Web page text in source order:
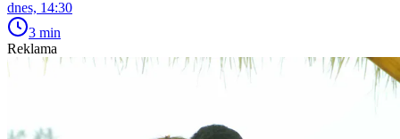
dnes, 14:30
3 min
Reklama